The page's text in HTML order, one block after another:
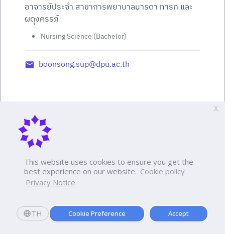
This website uses cookies to ensure you get the
best experience on our website. Cookie policy
Privacy Notice
TH Cookie Preference Accept
X
อาจารย์ประจำ สาขาการพยาบาลมารดา ทารก และ
ผดุงครรภ์
Nursing Science (Bachelor)
boonsong.sup@dpu.ac.th